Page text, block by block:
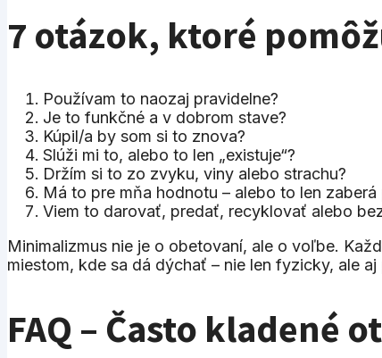
7 otázok, ktoré
Používam to naozaj pravidelne?
Je to funkčné a v dobrom stave?
Kúpil/a by som si to znova?
Slúži mi to, alebo to len „existuje“?
Držím si to zo zvyku, viny alebo strachu?
Má to pre mňa hodnotu – alebo to len zaberá
Viem to darovať, predať, recyklovať alebo
Minimalizmus nie je o obetovaní, ale o voľbe.
miestom, kde sa dá dýchať – nie len fyzicky, ale
FAQ – Často kladené